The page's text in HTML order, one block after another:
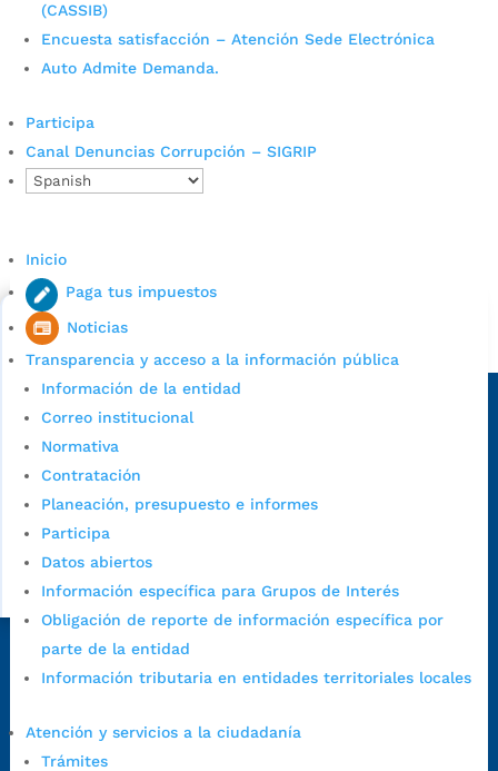
(CASSIB)
Encuesta satisfacción – Atención Sede Electrónica
Auto Admite Demanda.
Participa
Canal Denuncias Corrupción – SIGRIP
Inicio
Paga tus impuestos
Noticias
Transparencia y acceso a la información pública
Información de la entidad
Correo institucional
Normativa
Contratación
Planeación, presupuesto e informes
Participa
Datos abiertos
Información específica para Grupos de Interés
Obligación de reporte de información específica por
parte de la entidad
Información tributaria en entidades territoriales locales
Atención y servicios a la ciudadanía
Trámites
cupo escolar en los colegios oficiales de
Bucaramanga.
Alcaldía de Bucaramanga
Sede principal
Dirección Fase I: